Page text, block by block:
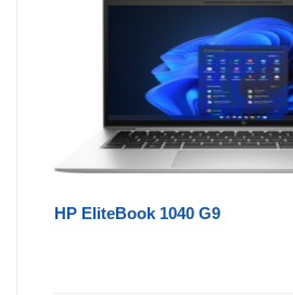
HP EliteBook 1040 G9